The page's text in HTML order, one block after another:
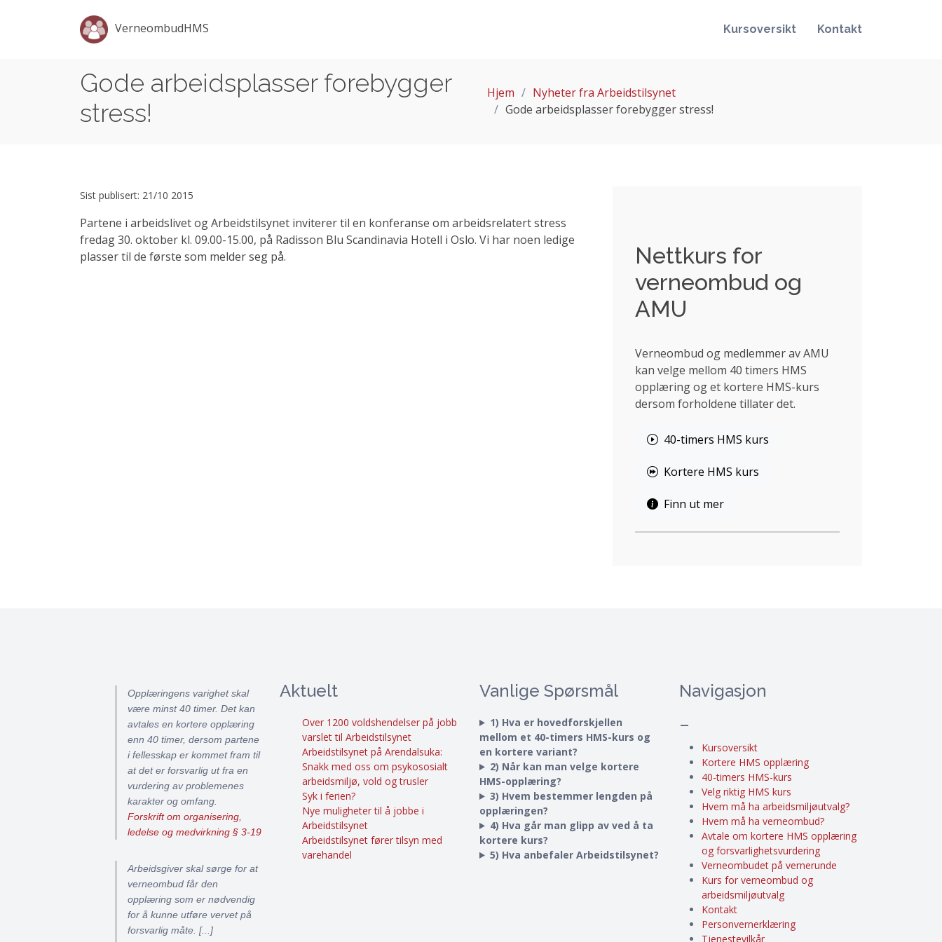
VerneombudHMS Kursoversikt Kontakt
Gode arbeidsplasser forebygger
stress!
Hjem
Nyheter fra Arbeidstilsynet
Gode arbeidsplasser forebygger stress!
Sist publisert: 21/10 2015
Partene i arbeidslivet og Arbeidstilsynet inviterer til en konferanse om arbeidsrelatert stress
fredag 30. oktober kl. 09.00-15.00, på Radisson Blu Scandinavia Hotell i Oslo. Vi har noen ledige
plasser til de første som melder seg på.
Nettkurs for
verneombud og
AMU
Verneombud og medlemmer av AMU
kan velge mellom 40 timers HMS
opplæring og et kortere HMS-kurs
dersom forholdene tillater det.
40-timers HMS kurs
Kortere HMS kurs
Finn ut mer
Opplæringens varighet skal
være minst 40 timer. Det kan
avtales en kortere opplæring
enn 40 timer, dersom partene
i fellesskap er kommet fram til
at det er forsvarlig ut fra en
vurdering av problemenes
karakter og omfang.
Forskrift om organisering,
ledelse og medvirkning § 3-19
Arbeidsgiver skal sørge for at
verneombud får den
opplæring som er nødvendig
for å kunne utføre vervet på
forsvarlig måte. [...]
Aktuelt
Over 1200 voldshendelser på jobb
varslet til Arbeidstilsynet
Arbeidstilsynet på Arendalsuka:
Snakk med oss om psykososialt
arbeidsmiljø, vold og trusler
Syk i ferien?
Nye muligheter til å jobbe i
Arbeidstilsynet
Arbeidstilsynet fører tilsyn med
varehandel
Vanlige Spørsmål
1) Hva er hovedforskjellen
mellom et 40-timers HMS-kurs og
en kortere variant?
2) Når kan man velge kortere
HMS-opplæring?
3) Hvem bestemmer lengden på
opplæringen?
4) Hva går man glipp av ved å ta
kortere kurs?
5) Hva anbefaler Arbeidstilsynet?
Navigasjon
–
Kursoversikt
Kortere HMS opplæring
40-timers HMS-kurs
Velg riktig HMS kurs
Hvem må ha arbeidsmiljøutvalg?
Hvem må ha verneombud?
Avtale om kortere HMS opplæring
og forsvarlighetsvurdering
Verneombudet på vernerunde
Kurs for verneombud og
arbeidsmiljøutvalg
Kontakt
Personvernerklæring
Tjenestevilkår